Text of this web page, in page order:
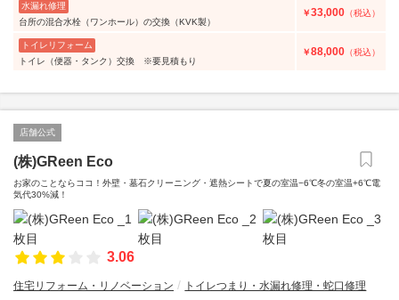
水漏れ修理
台所の混合水栓（ワンホール）の交換（KVK製）
￥33,000 （税込）
トイレリフォーム
トイレ（便器・タンク）交換 ※要見積もり
￥88,000 （税込）
店舗公式
(株)GReen Eco
お家のことならココ！外壁・墓石クリーニング・遮熱シートで夏の室温−6℃冬の室温+6℃電
気代30%減！
3.06
住宅リフォーム・リノベーション トイレつまり・水漏れ修理・蛇口修理